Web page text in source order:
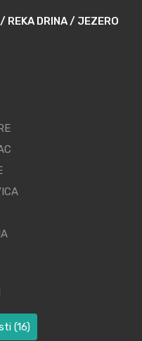
REKA DRINA / JEZERO
(16)